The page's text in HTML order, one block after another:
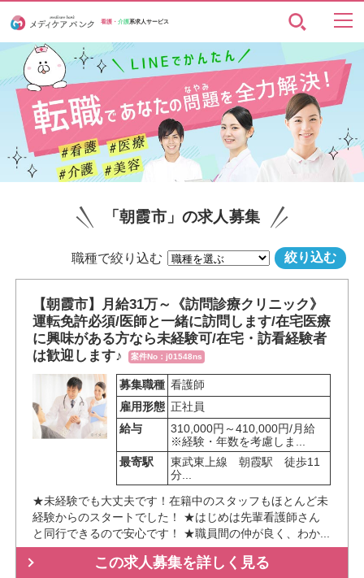
看護・介護系求人サービス
「朝霞市」の求人募集
職種で絞り込む
【朝霞市】月給31万～《訪問診療クリニック》
運転免許必須/医師と一緒に訪問します/在宅医療
に興味がある方なら未経験可/在宅・訪看経験者
は歓迎します♪
案件No：j01548ns
募集職種 看護師
雇用形態 正社員
給与
310,000円～410,000円/月給
※経験・年数を考慮しま...
最寄駅
東武東上線　朝霞駅　徒歩11
分...
★未経験でも大丈夫です！在籍中のスタッフもほとんど未
経験からのスタートでした！ ★はじめは先輩看護師さん
と同行できるので安心です！ ★職員間の仲が良く、わか...
この求人募集を詳しく見る